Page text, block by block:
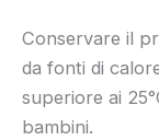
Conservare il
da fonti di
superiore ai
bambini.